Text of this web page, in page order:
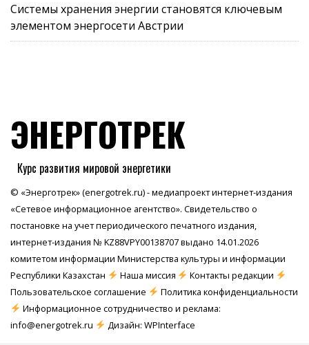
Системы хранения энергии становятся ключевым
элементом энергосети Австрии
ЭНЕРГОТРЕК
Курс развития мировой энергетики
© «Энерготрек» (energotrek.ru) - медиапроект интернет-издания
«Сетевое информационное агентство». Свидетельство о
постановке на учет периодического печатного издания,
интернет-издания № KZ88VPY00138707 выдано 14.01.2026
комитетом информации Министерства культуры и информации
Республики Казахстан
Наша миссия
Контакты редакции
Пользовательское соглашение
Политика конфиденциальности
Информационное сотрудничество и реклама:
info@energotrek.ru
Дизайн: WPInterface